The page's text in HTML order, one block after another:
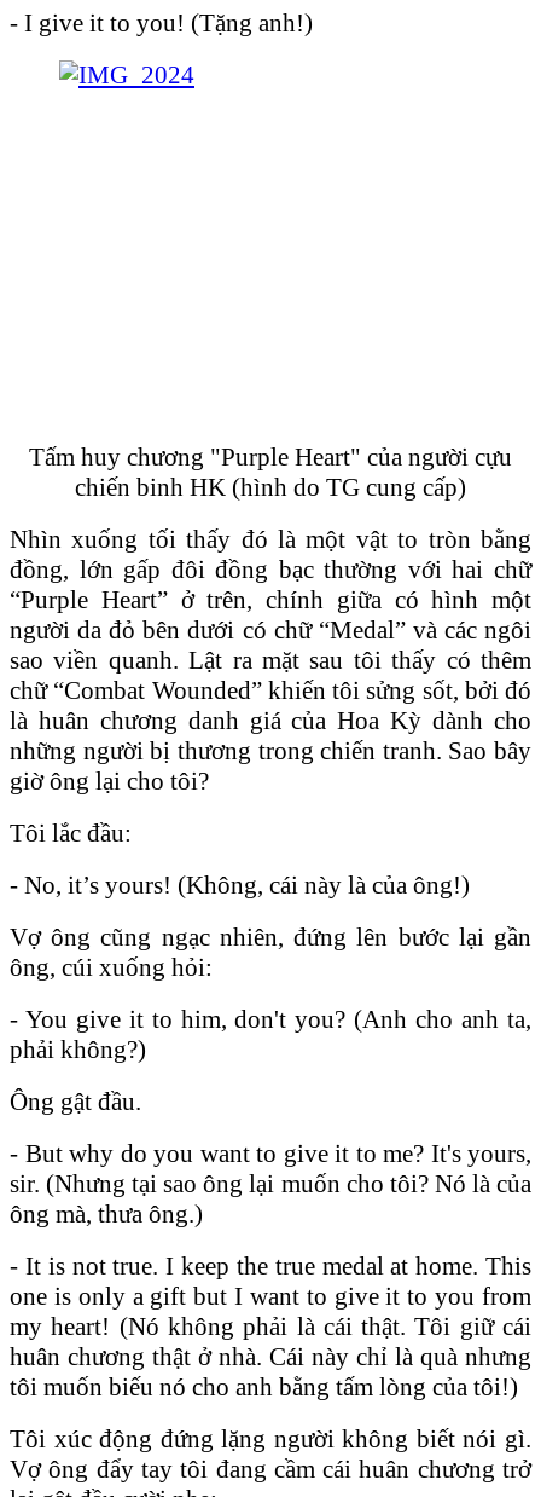
- I give it to you! (Tặng anh!)
Tấm huy chương "Purple Heart" của người cựu
chiến binh HK (hình do TG cung cấp)
Nhìn xuống tối thấy đó là một vật to tròn bằng
đồng, lớn gấp đôi đồng bạc thường với hai chữ
“Purple Heart” ở trên, chính giữa có hình một
người da đỏ bên dưới có chữ “Medal” và các ngôi
sao viền quanh. Lật ra mặt sau tôi thấy có thêm
chữ “Combat Wounded” khiến tôi sửng sốt, bởi đó
là huân chương danh giá của Hoa Kỳ dành cho
những người bị thương trong chiến tranh. Sao bây
giờ ông lại cho tôi?
Tôi lắc đầu:
- No, it’s yours! (Không, cái này là của ông!)
Vợ ông cũng ngạc nhiên, đứng lên bước lại gần
ông, cúi xuống hỏi:
- You give it to him, don't you? (Anh cho anh ta,
phải không?)
Ông gật đầu.
- But why do you want to give it to me? It's yours,
sir. (Nhưng tại sao ông lại muốn cho tôi? Nó là của
ông mà, thưa ông.)
- It is not true. I keep the true medal at home. This
one is only a gift but I want to give it to you from
my heart! (Nó không phải là cái thật. Tôi giữ cái
huân chương thật ở nhà. Cái này chỉ là quà nhưng
tôi muốn biếu nó cho anh bằng tấm lòng của tôi!)
Tôi xúc động đứng lặng người không biết nói gì.
Vợ ông đẩy tay tôi đang cầm cái huân chương trở